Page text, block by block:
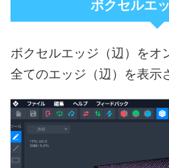
ボクセルエ
ボクセルエッジ（辺）をオ
全てのエッジ（辺）を表示